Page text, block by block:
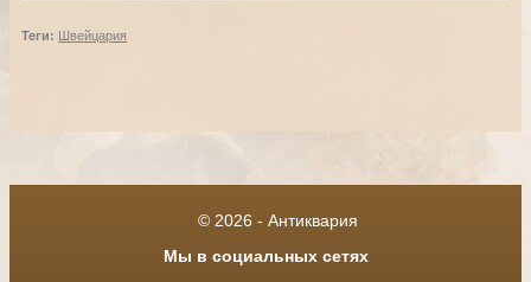
Теги: Швейцария
© 2026 - Антиквария
Мы в социальных сетях